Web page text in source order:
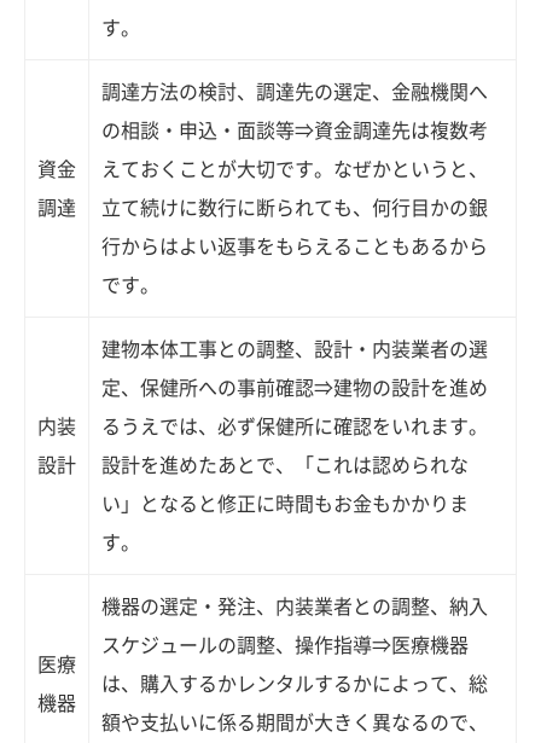
す。
資金
調達
調達方法の検討、調達先の選定、金融機関へ
の相談・申込・面談等⇒資金調達先は複数考
えておくことが大切です。なぜかというと、
立て続けに数行に断られても、何行目かの銀
行からはよい返事をもらえることもあるから
です。
内装
設計
建物本体工事との調整、設計・内装業者の選
定、保健所への事前確認⇒建物の設計を進め
るうえでは、必ず保健所に確認をいれます。
設計を進めたあとで、「これは認められな
い」となると修正に時間もお金もかかりま
す。
医療
機器
機器の選定・発注、内装業者との調整、納入
スケジュールの調整、操作指導⇒医療機器
は、購入するかレンタルするかによって、総
額や支払いに係る期間が大きく異なるので、